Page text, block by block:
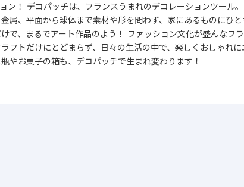
！ デコパッチは、フランスうまれのデコレーションツール
属、平面から球体まで素材や形を問わず、家にあるものにひ
で、まるでアート作品のよう！ ファッション文化が盛んなフ
フトだけにとどまらず、日々の生活の中で、楽しくおしゃれ
やお菓子の箱も、デコパッチで生まれ変わります！